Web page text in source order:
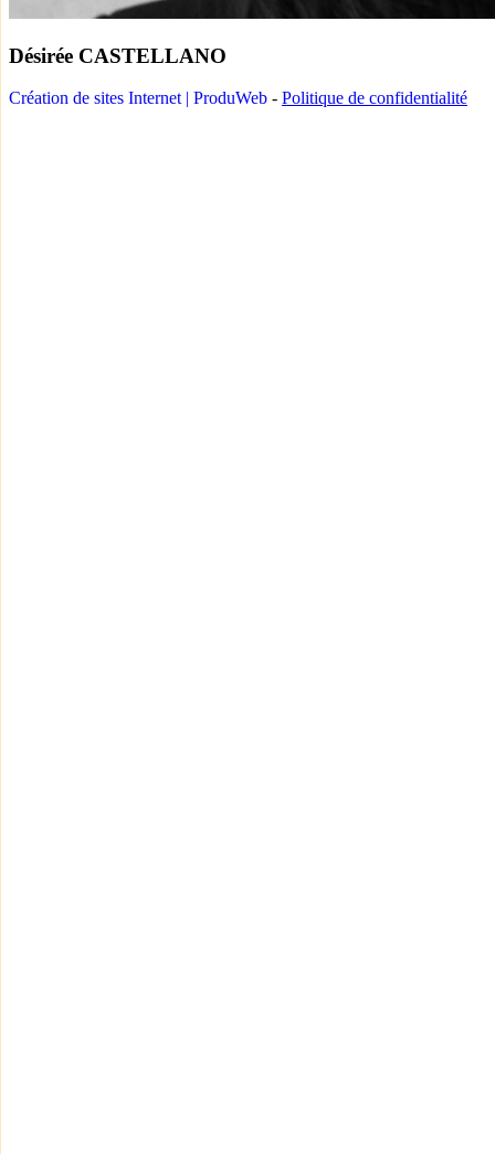
Désirée CASTELLANO
Création de sites Internet | ProduWeb - Politique de confidentialité